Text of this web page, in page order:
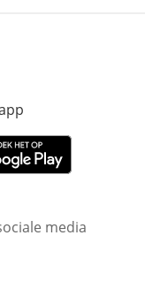
venster
media